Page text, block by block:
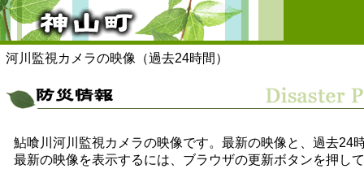
河川監視カメラの映像（過去24時間）
鮎喰川河川監視カメラの映像です。最新の映像と、過去24
最新の映像を表示するには、ブラウザの更新ボタンを押し